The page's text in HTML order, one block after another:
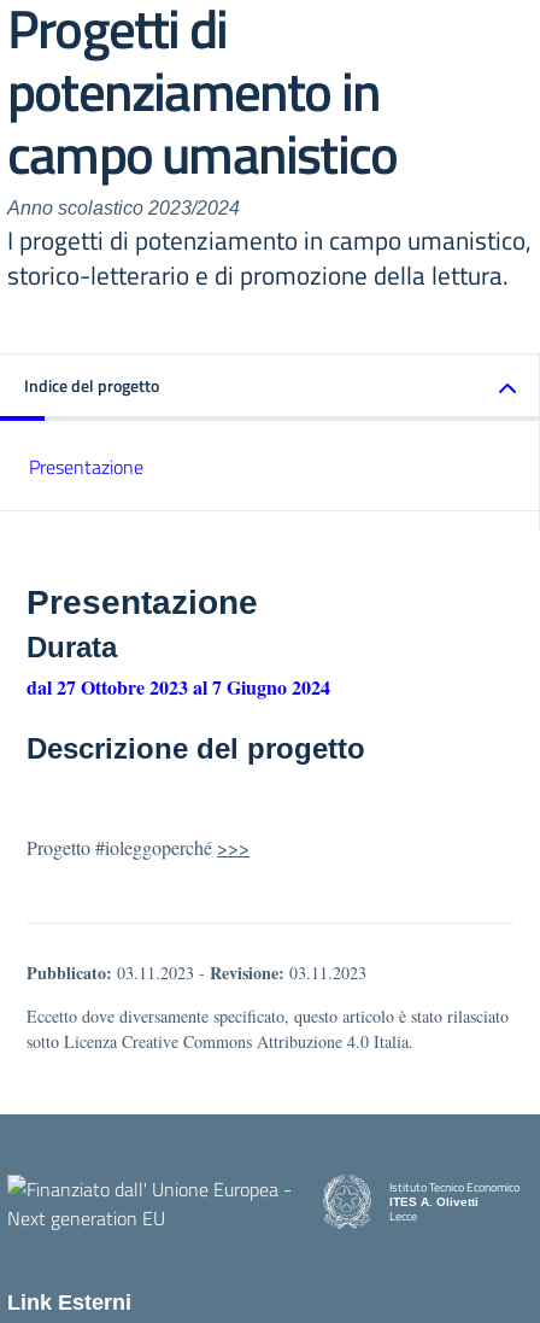
Progetti di
potenziamento in
campo umanistico
Anno scolastico 2023/2024
I progetti di potenziamento in campo umanistico,
storico-letterario e di promozione della lettura.
Indice del progetto
Presentazione
Presentazione
Durata
dal 27 Ottobre 2023 al 7 Giugno 2024
Descrizione del progetto
Progetto #ioleggoperché >>>
Pubblicato: 03.11.2023 - Revisione: 03.11.2023
Eccetto dove diversamente specificato, questo articolo è stato rilasciato
sotto Licenza Creative Commons Attribuzione 4.0 Italia.
Istituto Tecnico Economico
ITES A. Olivetti
Lecce
Link Esterni